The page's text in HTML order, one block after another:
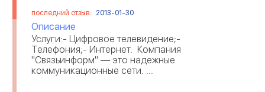
последний отзыв: 2013-01-30
Описание
Услуги:- Цифровое телевидение;-
Телефония;- Интернет. Компания
"Cвязьинформ" — это надежные
коммуникационные сети. ...